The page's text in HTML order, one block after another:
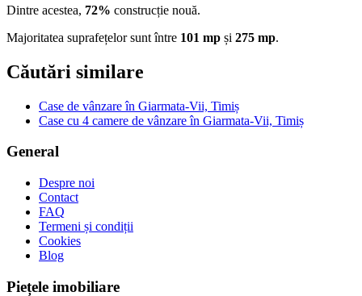
Dintre acestea, 72% construcție nouă.
Majoritatea suprafețelor sunt între 101 mp și 275 mp.
Căutări similare
Case de vânzare în Giarmata-Vii, Timiș
Case cu 4 camere de vânzare în Giarmata-Vii, Timiș
General
Despre noi
Contact
FAQ
Termeni și condiții
Cookies
Blog
Piețele imobiliare